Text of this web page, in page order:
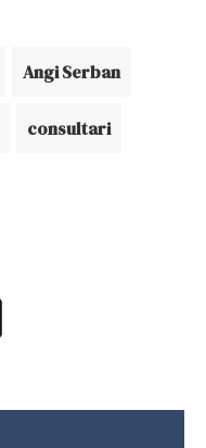
Angi Serban
consultari